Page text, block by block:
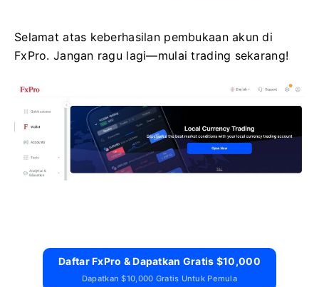
Selamat atas keberhasilan pembukaan akun di
FxPro. Jangan ragu lagi—mulai trading sekarang!
Daftar FxPro & Dapatkan Gratis $10,000
Dapatkan $10,000 Gratis Untuk Pemula